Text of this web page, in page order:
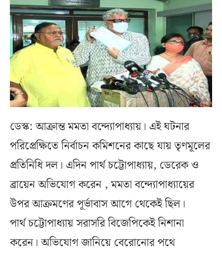
ডেস্ক: আক্রান্ত মমতা বন্দ্যোপাধ্যায়। এই ঘটনার
পরিপ্রেক্ষিতে নির্বাচন কমিশনের কাছে যায় তৃণমূলের
প্রতিনিধি দল। এদিন পার্থ চট্টোপাধ্যায়, ডেরেক ও
ব্রায়েন অভিযোগ করেন , মমতা বন্দ্যোপাধ্যায়ের
উপর আক্রমণের পূর্ভাবাস আগে থেকেই ছিল।
পার্থ চট্টোপাধ্যায় সরাসরি বিজেপিকেই নিশানা
করেন। অভিযোগ জানিয়ে বেরোনোর পথে